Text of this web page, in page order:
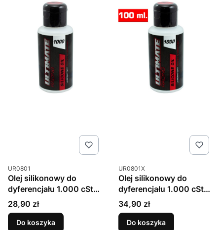
Kod produktu
UR0801
Olej silikonowy do
dyferencjału 1.000 cSt
(75 ml) Ultimate Racing
Cena
28,90 zł
Do koszyka
Kod produktu
UR0801X
Olej silikonowy do
dyferencjału 1.000 cSt
(100 ml) Ultimate Racing
Cena
34,90 zł
Do koszyka